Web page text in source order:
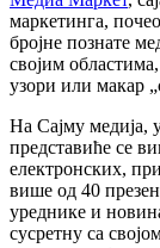
маркетинга,
бројне познате
својим
узори или макар
На Сајму медија,
представиће се
електронских,
више од 40
уреднике и
сусретну са